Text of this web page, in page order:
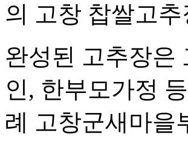
의 고창 찹쌀고
완성된 고추장은
인, 한부모가정
례 고창군새마을